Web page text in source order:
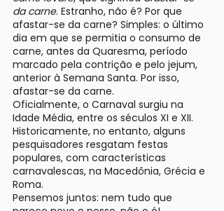
da carne. Estranho, não é? Por que
afastar-se da carne? Simples: o último
dia em que se permitia o consumo de
carne, antes da Quaresma, período
marcado pela contrição e pelo jejum,
anterior à Semana Santa. Por isso,
afastar-se da carne.
Oficialmente, o Carnaval surgiu na
Idade Média, entre os séculos XI e XII.
Historicamente, no entanto, alguns
pesquisadores resgatam festas
populares, com características
carnavalescas, na Macedônia, Grécia e
Roma.
Pensemos juntos: nem tudo que